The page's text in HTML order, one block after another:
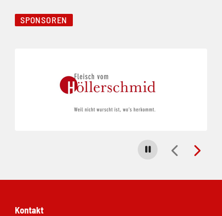
SPONSOREN
Carousel stoppen
Kontakt